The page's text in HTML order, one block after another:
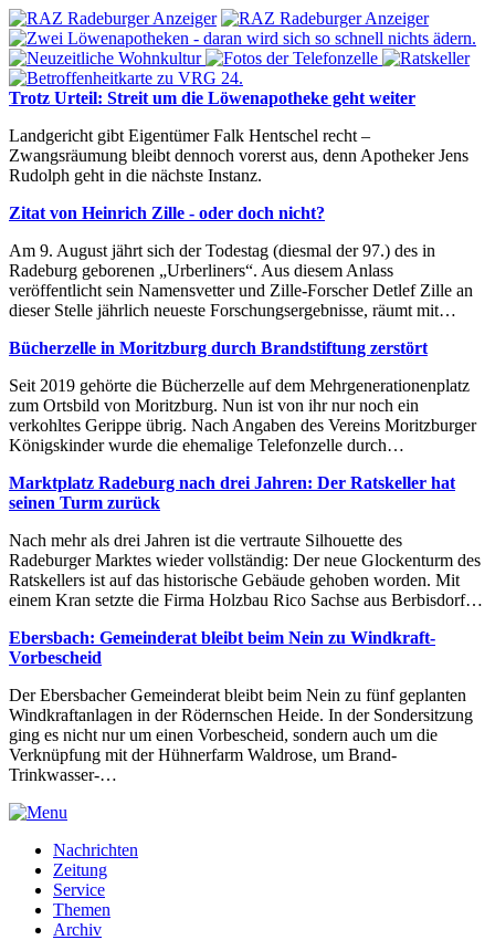
Trotz Urteil: Streit um die Löwenapotheke geht weiter
Landgericht gibt Eigentümer Falk Hentschel recht –
Zwangsräumung bleibt dennoch vorerst aus, denn Apotheker Jens
Rudolph geht in die nächste Instanz.
Zitat von Heinrich Zille - oder doch nicht?
Am 9. August jährt sich der Todestag (diesmal der 97.) des in
Radeburg geborenen „Urberliners“. Aus diesem Anlass
veröffentlicht sein Namensvetter und Zille-Forscher Detlef Zille an
dieser Stelle jährlich neueste Forschungsergebnisse, räumt mit…
Bücherzelle in Moritzburg durch Brandstiftung zerstört
Seit 2019 gehörte die Bücherzelle auf dem Mehrgenerationenplatz
zum Ortsbild von Moritzburg. Nun ist von ihr nur noch ein
verkohltes Gerippe übrig. Nach Angaben des Vereins Moritzburger
Königskinder wurde die ehemalige Telefonzelle durch…
Marktplatz Radeburg nach drei Jahren: Der Ratskeller hat
seinen Turm zurück
Nach mehr als drei Jahren ist die vertraute Silhouette des
Radeburger Marktes wieder vollständig: Der neue Glockenturm des
Ratskellers ist auf das historische Gebäude gehoben worden. Mit
einem Kran setzte die Firma Holzbau Rico Sachse aus Berbisdorf…
Ebersbach: Gemeinderat bleibt beim Nein zu Windkraft-
Vorbescheid
Der Ebersbacher Gemeinderat bleibt beim Nein zu fünf geplanten
Windkraftanlagen in der Rödernschen Heide. In der Sondersitzung
ging es nicht nur um einen Vorbescheid, sondern auch um die
Verknüpfung mit der Hühnerfarm Waldrose, um Brand-
Trinkwasser-…
Nachrichten
Zeitung
Service
Themen
Archiv